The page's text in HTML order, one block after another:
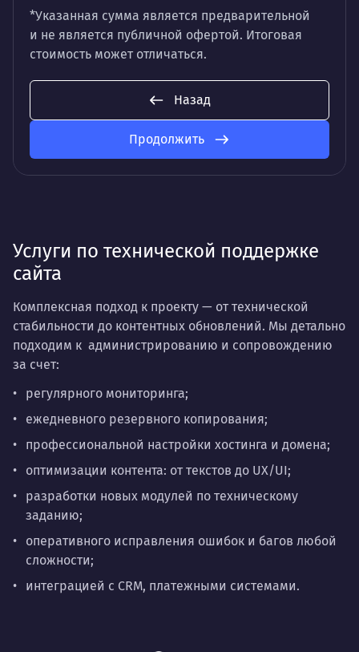
*Указанная сумма является предварительной
и не является публичной офертой. Итоговая
стоимость может отличаться.
Назад
Продолжить
Услуги по технической поддержке
сайта
Комплексная подход к проекту — от технической
стабильности до контентных обновлений. Мы детально
подходим к администрированию и сопровождению
за счет:
регулярного мониторинга;
ежедневного резервного копирования;
профессиональной настройки хостинга и домена;
оптимизации контента: от текстов до UX/UI;
разработки новых модулей по техническому
заданию;
оперативного исправления ошибок и багов любой
сложности;
интеграцией с CRM, платежными системами.